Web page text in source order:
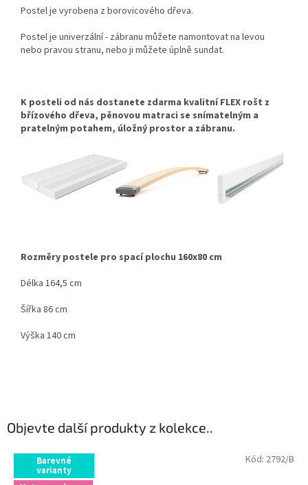
Objevte další produkty z kolekce..
Barevné
varianty
Kód: 2792/B
Postel je vyrobena z borovicového dřeva.
Postel je univerzální - zábranu můžete namontovat na levou
nebo pravou stranu, nebo ji můžete úplně sundat.
K posteli od nás dostanete zdarma kvalitní FLEX rošt z
břízového dřeva, pěnovou matraci se snímatelným a
pratelným potahem, úložný prostor a zábranu.
Rozměry postele pro spací plochu 160x80 cm
Délka 164,5 cm
Šířka 86 cm
Výška 140 cm